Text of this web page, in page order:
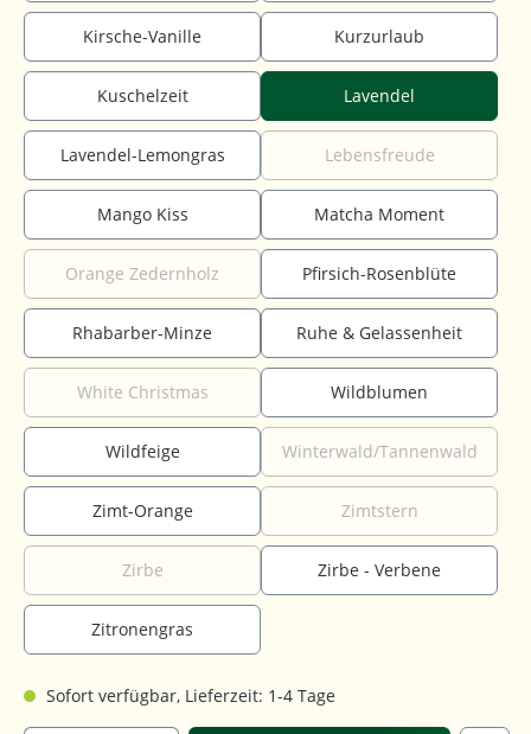
Kirsche-Vanille Kurzurlaub
Kuschelzeit Lavendel
Lavendel-Lemongras Lebensfreude
Mango Kiss Matcha Moment
Orange Zedernholz Pfirsich-Rosenblüte
Rhabarber-Minze Ruhe & Gelassenheit
White Christmas Wildblumen
Wildfeige Winterwald/Tannenwald
Zimt-Orange Zimtstern
Zirbe Zirbe - Verbene
Zitronengras
Sofort verfügbar, Lieferzeit: 1-4 Tage